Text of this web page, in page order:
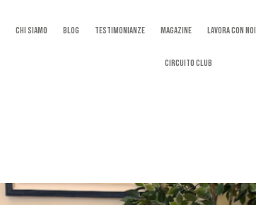
Chi Siamo Blog Testimonianze Magazine Lavora con noi
Circuito Club